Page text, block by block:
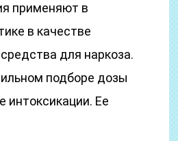
применяют в
в качестве
для наркоза.
подборе дозы
интоксикации. Ее